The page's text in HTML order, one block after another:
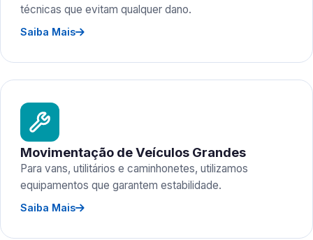
técnicas que evitam qualquer dano.
Saiba Mais
Movimentação de Veículos Grandes
Para vans, utilitários e caminhonetes, utilizamos
equipamentos que garantem estabilidade.
Saiba Mais